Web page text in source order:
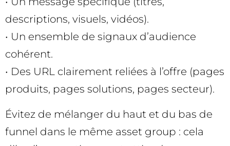
descriptions, visuels, vidéos).
• Un ensemble de signaux d’audience
cohérent.
• Des URL clairement reliées à l’offre (pages
produits, pages solutions, pages secteur).
Évitez de mélanger du haut et du bas de
funnel dans le même asset group : cela